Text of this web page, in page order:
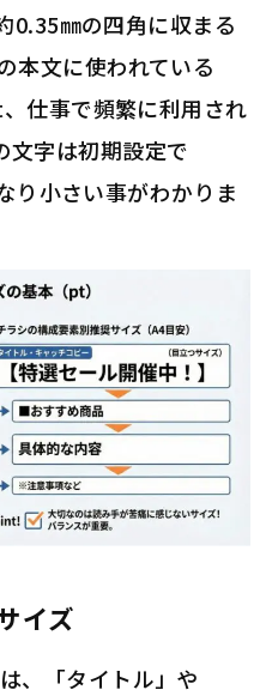
0.35㎜の四角に収まる
本文に使われている
仕事で頻繁に利用され
字は初期設定で
小さい事がわかりま
イズ
、「タイトル」や